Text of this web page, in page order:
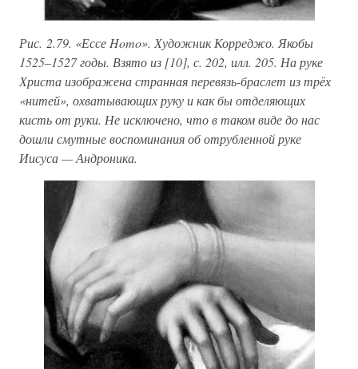
Рис. 2.79. «Ессе Homo». Художник Корреджо. Якобы
1525–1527 годы. Взято из [10], с. 202, илл. 205. На руке
Христа изображена странная перевязь-браслет из трёх
«нитей», охватывающих руку и как бы отделяющих
кисть от руки. Не исключено, что в таком виде до нас
дошли смутные воспоминания об отрубленной руке
Иисуса — Андроника.